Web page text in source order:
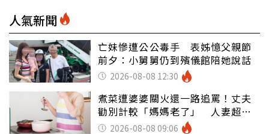
人氣新聞
亡妹慘遭公公毒手 表姊憶父親節
前夕：小舅舅仍到殯儀館陪她說話
2026-08-08 12:30
煮菜遭婆婆關火還一路追罵！丈夫
勸別計較「媽媽老了」 人妻超崩
潰：我像台傭
2026-08-08 09:06